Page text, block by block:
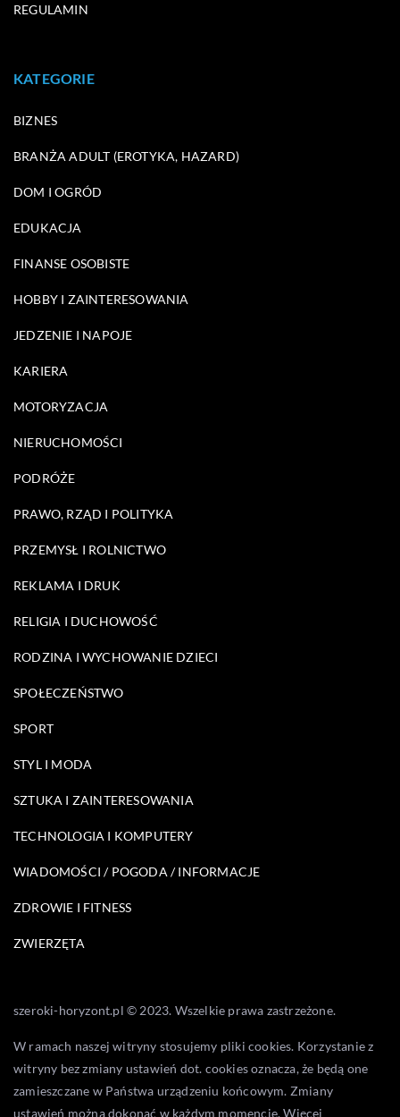
REGULAMIN
KATEGORIE
BIZNES
BRANŻA ADULT (EROTYKA, HAZARD)
DOM I OGRÓD
EDUKACJA
FINANSE OSOBISTE
HOBBY I ZAINTERESOWANIA
JEDZENIE I NAPOJE
KARIERA
MOTORYZACJA
NIERUCHOMOŚCI
PODRÓŻE
PRAWO, RZĄD I POLITYKA
PRZEMYSŁ I ROLNICTWO
REKLAMA I DRUK
RELIGIA I DUCHOWOŚĆ
RODZINA I WYCHOWANIE DZIECI
SPOŁECZEŃSTWO
SPORT
STYL I MODA
SZTUKA I ZAINTERESOWANIA
TECHNOLOGIA I KOMPUTERY
WIADOMOŚCI / POGODA / INFORMACJE
ZDROWIE I FITNESS
ZWIERZĘTA
szeroki-horyzont.pl © 2023. Wszelkie prawa zastrzeżone.
W ramach naszej witryny stosujemy pliki cookies. Korzystanie z
witryny bez zmiany ustawień dot. cookies oznacza, że będą one
zamieszczane w Państwa urządzeniu końcowym. Zmiany
ustawień można dokonać w każdym momencie. Więcej